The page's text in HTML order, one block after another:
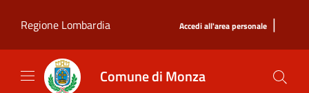
Regione Lombardia
Accedi all'area personale |
Comune di Monza